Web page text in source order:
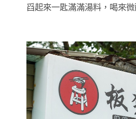
舀起來一匙滿滿湯料，喝來